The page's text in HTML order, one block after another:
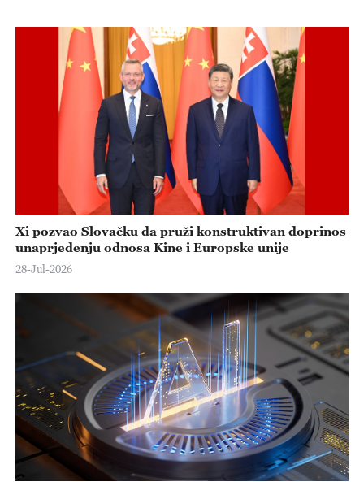
Xi pozvao Slovačku da pruži konstruktivan doprinos
unaprjeđenju odnosa Kine i Europske unije
28-Jul-2026